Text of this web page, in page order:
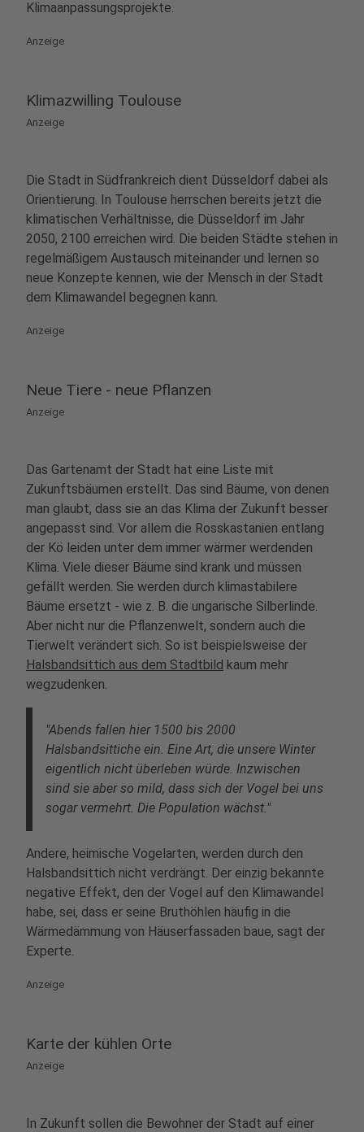
Klimaanpassungsprojekte.
Anzeige
Klimazwilling Toulouse
Anzeige
Die Stadt in Südfrankreich dient Düsseldorf dabei als
Orientierung. In Toulouse herrschen bereits jetzt die
klimatischen Verhältnisse, die Düsseldorf im Jahr
2050, 2100 erreichen wird. Die beiden Städte stehen in
regelmäßigem Austausch miteinander und lernen so
neue Konzepte kennen, wie der Mensch in der Stadt
dem Klimawandel begegnen kann.
Anzeige
Neue Tiere - neue Pflanzen
Anzeige
Das Gartenamt der Stadt hat eine Liste mit
Zukunftsbäumen erstellt. Das sind Bäume, von denen
man glaubt, dass sie an das Klima der Zukunft besser
angepasst sind. Vor allem die Rosskastanien entlang
der Kö leiden unter dem immer wärmer werdenden
Klima. Viele dieser Bäume sind krank und müssen
gefällt werden. Sie werden durch klimastabilere
Bäume ersetzt - wie z. B. die ungarische Silberlinde.
Aber nicht nur die Pflanzenwelt, sondern auch die
Tierwelt verändert sich. So ist beispielsweise der
Halsbandsittich aus dem Stadtbild kaum mehr
wegzudenken.
"Abends fallen hier 1500 bis 2000
Halsbandsittiche ein. Eine Art, die unsere Winter
eigentlich nicht überleben würde. Inzwischen
sind sie aber so mild, dass sich der Vogel bei uns
sogar vermehrt. Die Population wächst."
Andere, heimische Vogelarten, werden durch den
Halsbandsittich nicht verdrängt. Der einzig bekannte
negative Effekt, den der Vogel auf den Klimawandel
habe, sei, dass er seine Bruthöhlen häufig in die
Wärmedämmung von Häuserfassaden baue, sagt der
Experte.
Anzeige
Karte der kühlen Orte
Anzeige
In Zukunft sollen die Bewohner der Stadt auf einer